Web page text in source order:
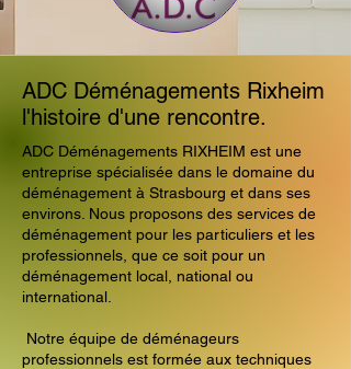
ADC Déménagements Rixheim
l'histoire d'une rencontre.
ADC Déménagements RIXHEIM est une
entreprise spécialisée dans le domaine du
déménagement à Strasbourg et dans ses
environs. Nous proposons des services de
déménagement pour les particuliers et les
professionnels, que ce soit pour un
déménagement local, national ou
international.
Notre équipe de déménageurs
professionnels est formée aux techniques